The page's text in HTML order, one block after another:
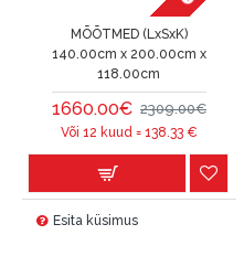
MÕÕTMED (LxSxK)
140.00cm x 200.00cm x
118.00cm
1660.00€ 2309.00€
Või 12 kuud = 138.33€
Esita küsimus